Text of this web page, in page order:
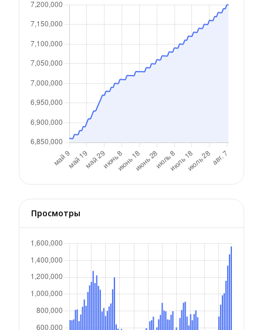
Просмотры